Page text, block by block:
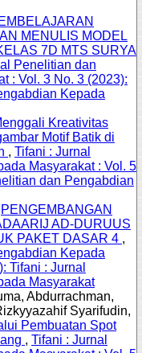
MENULIS MODEL
7D MTS SURYA
Penelitian dan
: Vol. 3 No. 3 (2023):
Kepada
Kreativitas
Motif Batik di
, Tifani : Jurnal
Masyarakat : Vol. 5
dan Pengabdian
PENGEMBANGAN
AD-DURUUS
PAKET DASAR 4 ,
Kepada
Tifani : Jurnal
Masyarakat
Abdurrachman,
Syarifudin,
Pembuatan Spot
, Tifani : Jurnal